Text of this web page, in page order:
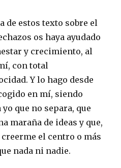
de estos texto sobre el
os haya ayudado
y crecimiento, al
con total
Y lo hago desde
en mí, siendo
que no separa, que
maraña de ideas y que,
el centro o más
nada ni nadie.